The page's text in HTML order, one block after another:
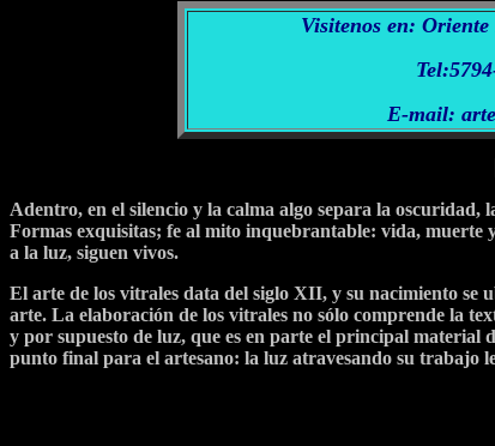
Visitenos en:
E-mail:
Adentro, en el silencio y la calma algo separa la oscuridad,
Formas exquisitas; fe al mito inquebrantable: vida, muerte
a la luz, siguen vivos.
El arte de los vitrales data del siglo XII, y su nacimiento se
arte. La elaboración de los vitrales no sólo comprende la
y por supuesto de luz, que es en parte el principal material
punto final para el artesano: la luz atravesando su trabajo